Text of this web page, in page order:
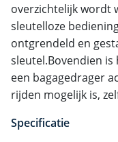
overzichtelijk wordt
sleutelloze
ontgrendeld en
sleutel.Bovendien
een bagagedrager
rijden mogelijk is,
Specificatie